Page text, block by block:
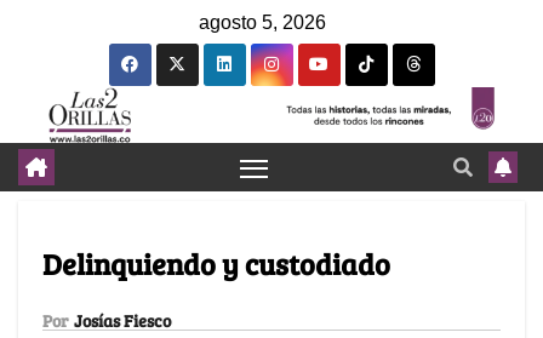
agosto 5, 2026
Delinquiendo y custodiado
Por Josías Fiesco